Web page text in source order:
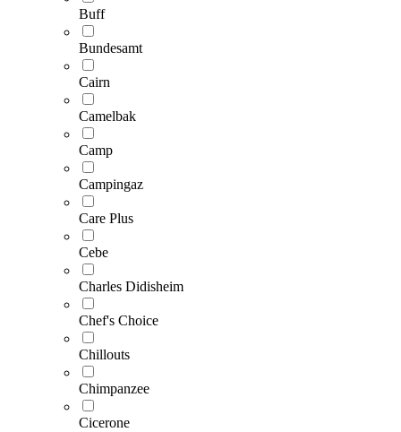
Buff
Bundesamt
Cairn
Camelbak
Camp
Campingaz
Care Plus
Cebe
Charles Didisheim
Chef's Choice
Chillouts
Chimpanzee
Cicerone